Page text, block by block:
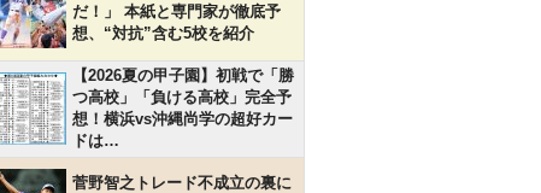
だ！」 本紙と専門家が徹底予
想、“対抗”含む5校を紹介
【2026夏の甲子園】初戦で「勝
つ高校」「負ける高校」完全予
想！横浜vs沖縄尚学の超好カー
ドは…
菅野智之トレード不成立の裏に